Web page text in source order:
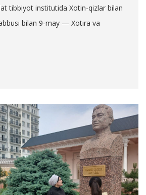
tibbiyot institutida Xotin-qizlar bilan
bilan 9-may — Xotira va